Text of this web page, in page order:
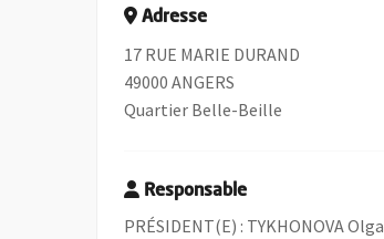
Adresse
17 RUE MARIE DURAND
49000 ANGERS
Quartier Belle-Beille
Responsable
PRÉSIDENT(E) : TYKHONOVA Olga